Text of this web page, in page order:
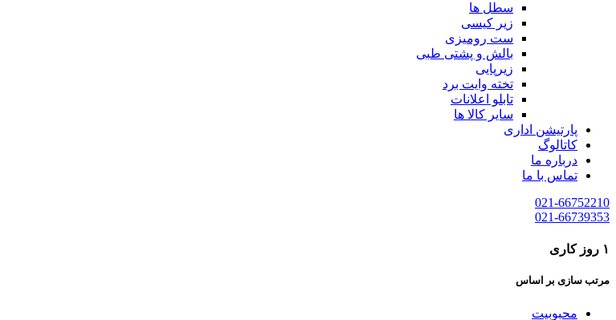
سطل ها
زیر کیسی
ست رومیزی
بالش و پشتی طبی
زیرپایی
تخته وایت برد
تابلو اعلانات
سایر کالا ها
پارتیشن اداری
کاتالوگ
درباره ما
تماس با ما
021-66752210
021-66739353
۱ روز کاری
مرتب سازی بر اساس
محبوبیت